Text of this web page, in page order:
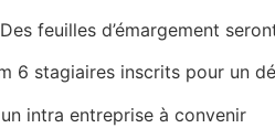
feuilles d’émargement
6 stagiaires inscrits pour un
intra entreprise à convenir